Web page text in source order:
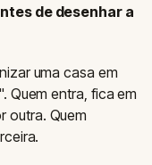
de desenhar a
uma casa em
Quem entra, fica em
outra. Quem